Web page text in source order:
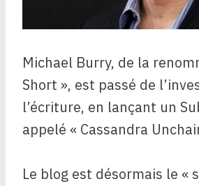
Michael Burry, de la
Short », est passé de
l’écriture, en lançant un
appelé « Cassandra
Le blog est désormais le «